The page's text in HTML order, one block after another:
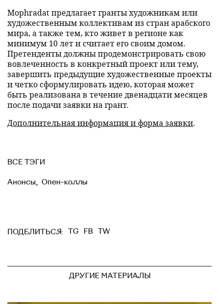
Mophradat предлагает гранты художникам или
художественным коллективам из стран арабского
мира, а также тем, кто живет в регионе как
минимум 10 лет и считает его своим домом.
Претенденты должны продемонстрировать свою
вовлеченность в конкретный проект или тему,
завершить предыдущие художественные проекты
и четко сформулировать идею, которая может
быть реализована в течение двенадцати месяцев
после подачи заявки на грант.
Дополнительная информация и форма заявки.
ВСЕ ТЭГИ
Анонсы, Опен-коллы
ПОДЕЛИТЬСЯ: TG FB TW
ДРУГИЕ МАТЕРИАЛЫ